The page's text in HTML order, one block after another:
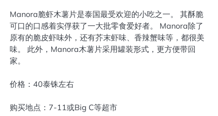
Manora脆虾木薯片是泰国最受欢迎的小吃之一。 其酥脆
可口的口感着实俘获了一大批零食爱好者。 Manora除了
原有的脆皮虾味外，还有芥末虾味、香辣蟹味等，都很美
味。 此外，Manora木薯片采用罐装形式，更方便带回
家。
价格：40泰铢左右
购买地点：7-11或Big C等超市